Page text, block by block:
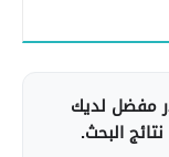
مفضل لديك
البحث.